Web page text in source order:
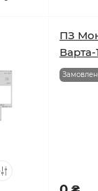
ПЗ
Варта-